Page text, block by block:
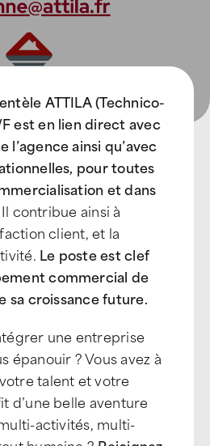
ATTILA (Technico-
est en lien direct avec
l’agence ainsi qu’avec
pour toutes
et dans
contribue ainsi à
client, et la
Le poste est clef
commercial de
sa croissance future.
une entreprise
épanouir ? Vous avez à
talent et votre
d’une belle aventure
activités, multi-